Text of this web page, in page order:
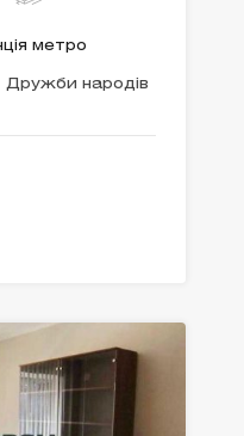
метро
Дружби народів